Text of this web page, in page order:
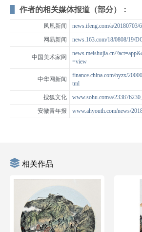
作者的相关媒体报道（部分）：
凤凰新闻
news.ifeng.com/a/20180703/
网易新闻
news.163.com/18/0808/19/
中国美术家网
news.meishujia.cn/
=view
中华网新闻
finance.china.com/hyzx/
tml
搜狐文化
www.sohu.com/a/
安徽青年报
www.ahyouth.com/news/
相关作品